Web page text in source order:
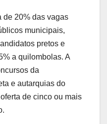
de 20% das vagas
municipais,
pretos e
a quilombolas. A
da
e autarquias do
de cinco ou mais